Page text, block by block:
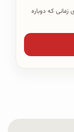
که دوباره